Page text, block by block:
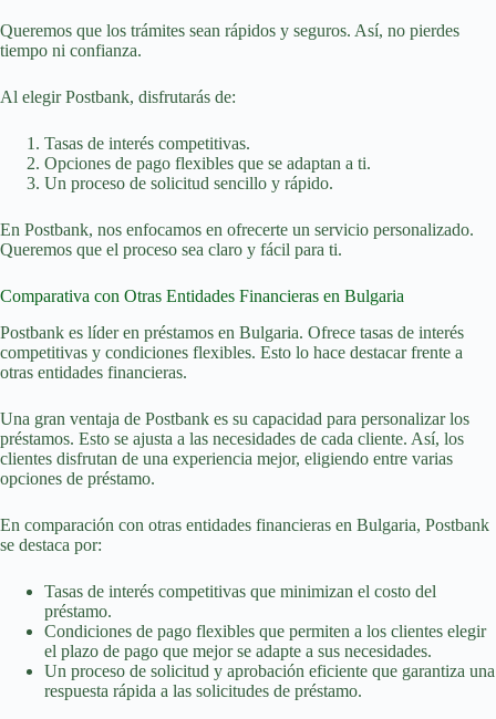
Queremos que los trámites sean rápidos y seguros. Así, no pierdes
tiempo ni confianza.
Al elegir Postbank, disfrutarás de:
Tasas de interés competitivas.
Opciones de pago flexibles que se adaptan a ti.
Un proceso de solicitud sencillo y rápido.
En Postbank, nos enfocamos en ofrecerte un servicio personalizado.
Queremos que el proceso sea claro y fácil para ti.
Comparativa con Otras Entidades Financieras en Bulgaria
Postbank es líder en préstamos en Bulgaria. Ofrece tasas de interés
competitivas y condiciones flexibles. Esto lo hace destacar frente a
otras entidades financieras.
Una gran ventaja de Postbank es su capacidad para personalizar los
préstamos. Esto se ajusta a las necesidades de cada cliente. Así, los
clientes disfrutan de una experiencia mejor, eligiendo entre varias
opciones de préstamo.
En comparación con otras entidades financieras en Bulgaria, Postbank
se destaca por:
Tasas de interés competitivas que minimizan el costo del
préstamo.
Condiciones de pago flexibles que permiten a los clientes elegir
el plazo de pago que mejor se adapte a sus necesidades.
Un proceso de solicitud y aprobación eficiente que garantiza una
respuesta rápida a las solicitudes de préstamo.